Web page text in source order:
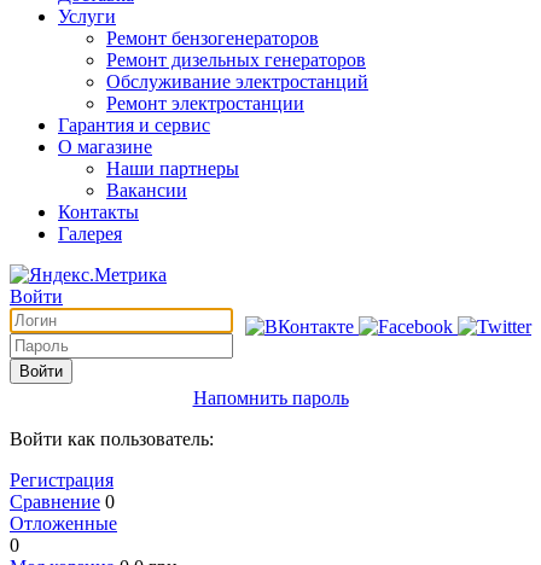
Услуги
Ремонт бензогенераторов
Ремонт дизельных генераторов
Обслуживание электростанций
Ремонт электростанции
Гарантия и сервис
О магазине
Наши партнеры
Вакансии
Контакты
Галерея
Войти
Войти
Напомнить пароль
Войти как пользователь:
Регистрация
Сравнение 0
Отложенные
0